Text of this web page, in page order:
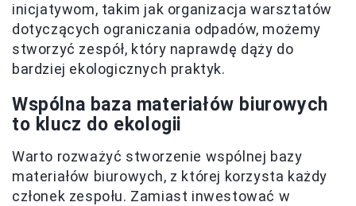
inicjatywom, takim jak organizacja warsztatów
dotyczących ograniczania odpadów, możemy
stworzyć zespół, który naprawdę dąży do
bardziej ekologicznych praktyk.
Wspólna baza materiałów biurowych
to klucz do ekologii
Warto rozważyć stworzenie wspólnej bazy
materiałów biurowych, z której korzysta każdy
członek zespołu. Zamiast inwestować w